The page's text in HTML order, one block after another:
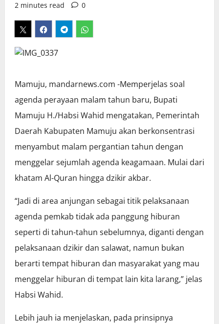
2 minutes read
0
Mamuju, mandarnews.com -Memperjelas soal
agenda perayaan malam tahun baru, Bupati
Mamuju H./Habsi Wahid mengatakan, Pemerintah
Daerah Kabupaten Mamuju akan berkonsentrasi
menyambut malam pergantian tahun dengan
menggelar sejumlah agenda keagamaan. Mulai dari
khatam Al-Quran hingga dzikir akbar.
“Jadi di area anjungan sebagai titik pelaksanaan
agenda pemkab tidak ada panggung hiburan
seperti di tahun-tahun sebelumnya, diganti dengan
pelaksanaan dzikir dan salawat, namun bukan
berarti tempat hiburan dan masyarakat yang mau
menggelar hiburan di tempat lain kita larang,” jelas
Habsi Wahid.
Lebih jauh ia menjelaskan, pada prinsipnya